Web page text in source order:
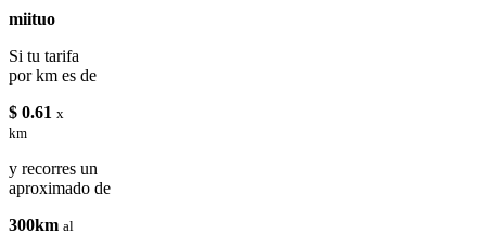
miituo
Si tu tarifa
por km es de
$ 0.61 x
km
y recorres un
aproximado de
300km al